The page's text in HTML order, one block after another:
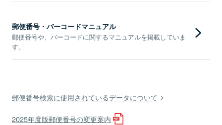
郵便番号・バーコードマニュアル
郵便番号や、バーコードに関するマニュアルを掲載していま
す。
郵便番号検索に使用されているデータについて
2025年度版郵便番号の変更案内